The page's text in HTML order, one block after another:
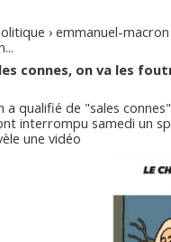
› emmanuel-
connes, on va les
qualifié de "sales
interrompu samedi un
une vidéo